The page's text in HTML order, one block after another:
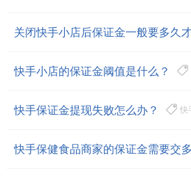
关闭快手小店后保证金一般要多久
快手小店的保证金阈值是什么？
快手保证金提现失败怎么办？ 快
快手保健食品商家的保证金需要交